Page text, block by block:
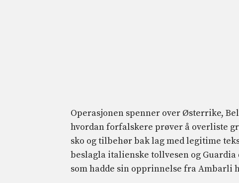
Operasjonen spenner over Østerrike,
hvordan forfalskere prøver å overliste
sko og tilbehør bak lag med legitime
beslagla italienske tollvesen og
som hadde sin opprinnelse fra Ambarli